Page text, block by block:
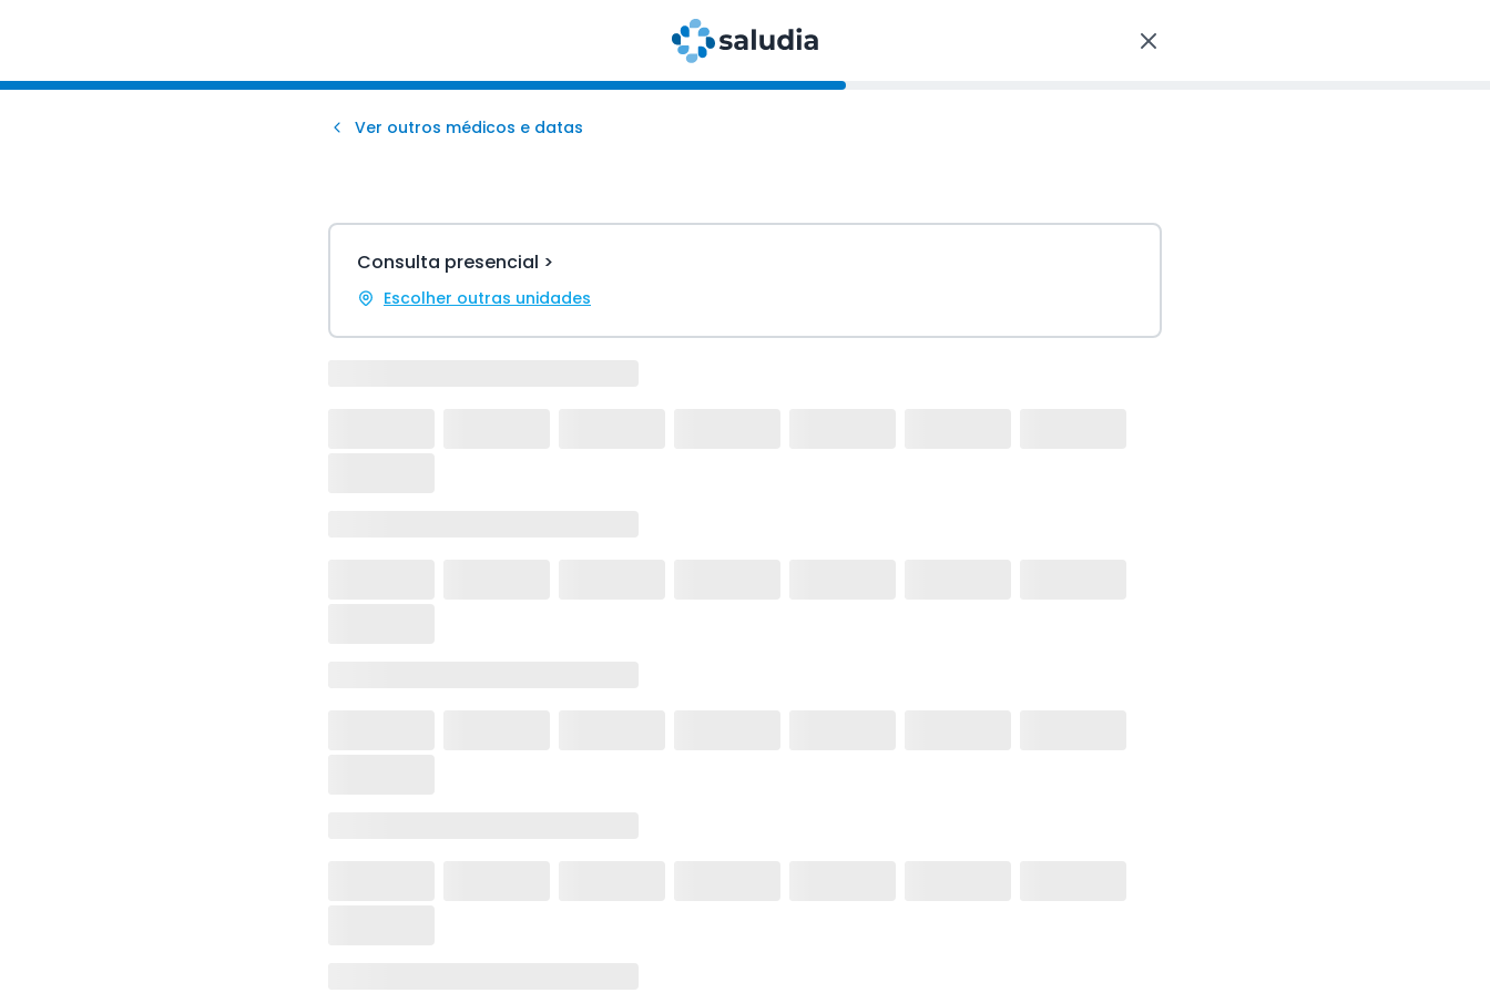
Ver outros médicos e datas
Consulta presencial >
Escolher outras unidades